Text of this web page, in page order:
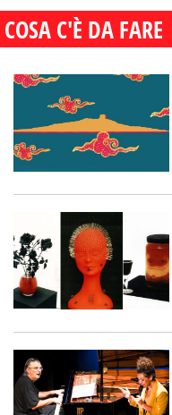
COSA C'È DA FARE